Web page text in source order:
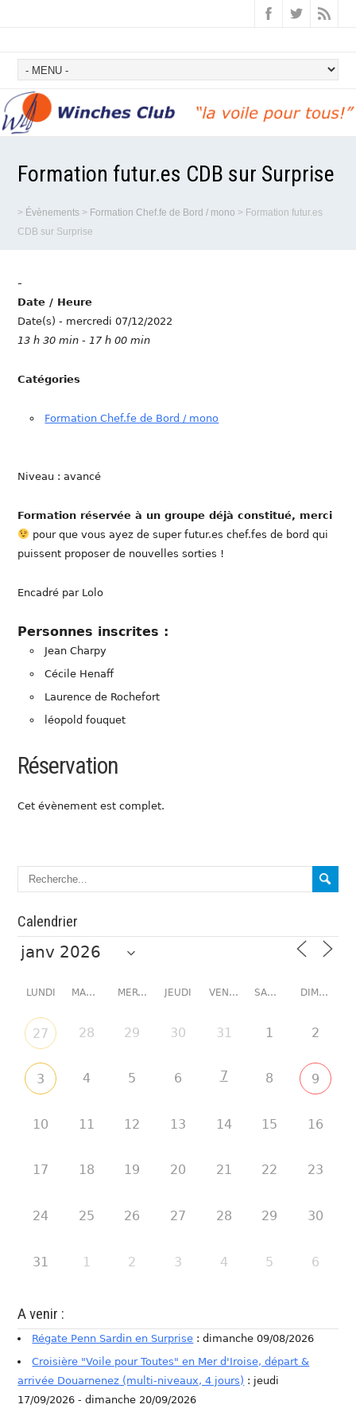
Formation futur.es CDB sur Surprise
> Évènements > Formation Chef.fe de Bord / mono > Formation futur.es
CDB sur Surprise
-
Date / Heure
Date(s) - mercredi 07/12/2022
13 h 30 min - 17 h 00 min
Catégories
Formation Chef.fe de Bord / mono
Niveau : avancé
Formation réservée à un groupe déjà constitué, merci
pour que vous ayez de super futur.es chef.fes de bord qui
puissent proposer de nouvelles sorties !
Encadré par Lolo
Personnes inscrites :
Jean Charpy
Cécile Henaff
Laurence de Rochefort
léopold fouquet
Réservation
Cet évènement est complet.
Calendrier
LUNDI MARDI MERCREDI JEUDI VENDREDI SAMEDI DIMANCHE
27 28 29 30 31 1 2
3 4 5 6 7 8 9
10 11 12 13 14 15 16
17 18 19 20 21 22 23
24 25 26 27 28 29 30
31 1 2 3 4 5 6
A venir :
Régate Penn Sardin en Surprise : dimanche 09/08/2026
Croisière "Voile pour Toutes" en Mer d'Iroise, départ &
arrivée Douarnenez (multi-niveaux, 4 jours) : jeudi
17/09/2026 - dimanche 20/09/2026